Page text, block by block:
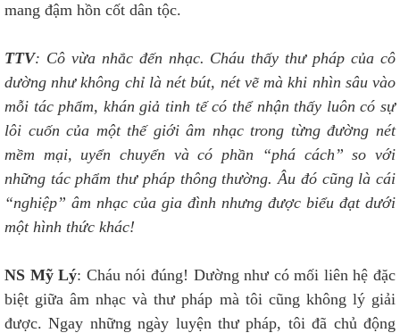
mang đậm hồn cốt dân tộc.
TTV: Cô vừa nhắc đến nhạc. Cháu thấy thư pháp của cô
dường như không chỉ là nét bút, nét vẽ mà khi nhìn sâu vào
mỗi tác phẩm, khán giả tinh tế có thể nhận thấy luôn có sự
lôi cuốn của một thế giới âm nhạc trong từng đường nét
mềm mại, uyển chuyển và có phần “phá cách” so với
những tác phẩm thư pháp thông thường. Âu đó cũng là cái
“nghiệp” âm nhạc của gia đình nhưng được biểu đạt dưới
một hình thức khác!
NS Mỹ Lý: Cháu nói đúng! Dường như có mối liên hệ đặc
biệt giữa âm nhạc và thư pháp mà tôi cũng không lý giải
được. Ngay những ngày luyện thư pháp, tôi đã chủ động